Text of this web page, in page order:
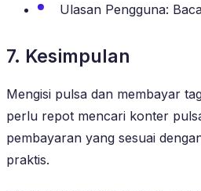
Ulasan Pengguna:
7. Kesimpulan
Mengisi pulsa dan membayar
perlu repot mencari konter
pembayaran yang sesuai
praktis.